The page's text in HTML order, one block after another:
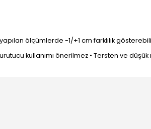
yapılan ölçümlerde -1/+1 cm farklılık
kullanımı önerilmez • Tersten ve